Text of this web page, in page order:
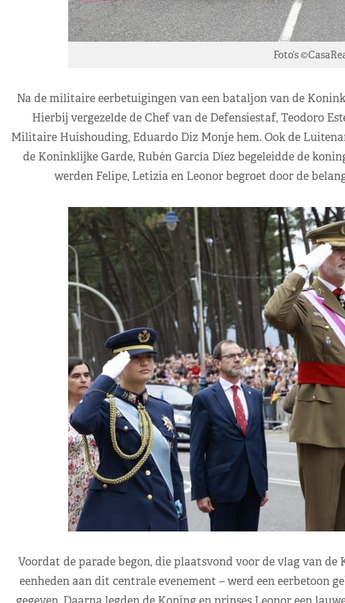
Foto’s
Na de militaire eerbetuigingen van een bataljon van de
Hierbij vergezelde de Chef van de Defensiestaf, Teodoro
Militaire Huishouding, Eduardo Diz Monje hem. Ook de
de Koninklijke Garde, Rubén García Díez begeleidde de
werden Felipe, Letizia en Leonor begroet door de
Voordat de parade begon, die plaatsvond voor de vlag van de
eenheden aan dit centrale evenement – ​​werd een eerbetoon